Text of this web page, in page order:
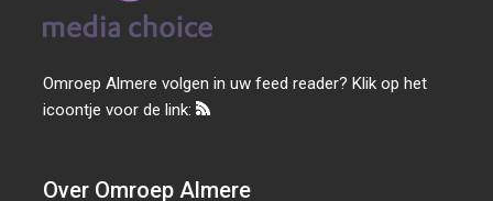
Omroep Almere volgen in uw feed reader? Klik op het
icoontje voor de link:
Over Omroep Almere